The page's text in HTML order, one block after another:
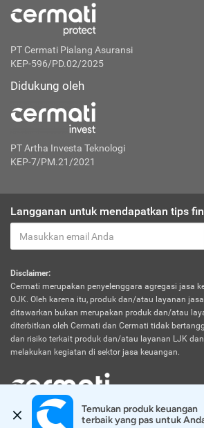
PT Cermati Pialang Asuransi
KEP-596/PD.02/2025
Didukung oleh
PT Artha Investa Teknologi
KEP-7/PM.21/2021
Langganan untuk mendapatkan tips
Disclaimer:
Cermati merupakan penyelenggara agregasi jasa
OJK. Oleh karena itu, produk dan/atau layanan
ditawarkan bukan merupakan produk dan/atau
diterbitkan oleh Cermati dan Cermati tidak
dan risiko terkait produk dan/atau layanan LJK
melakukan kegiatan di sektor jasa keuangan.
© 2026 Cermati. All Rights Reserved.
Temukan produk keuangan
terbaik yang pas untuk